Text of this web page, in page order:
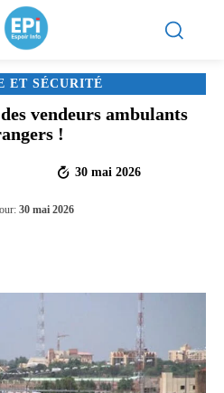
ET SÉCURITÉ
vendeurs ambulants
!
30 mai 2026
30 mai 2026